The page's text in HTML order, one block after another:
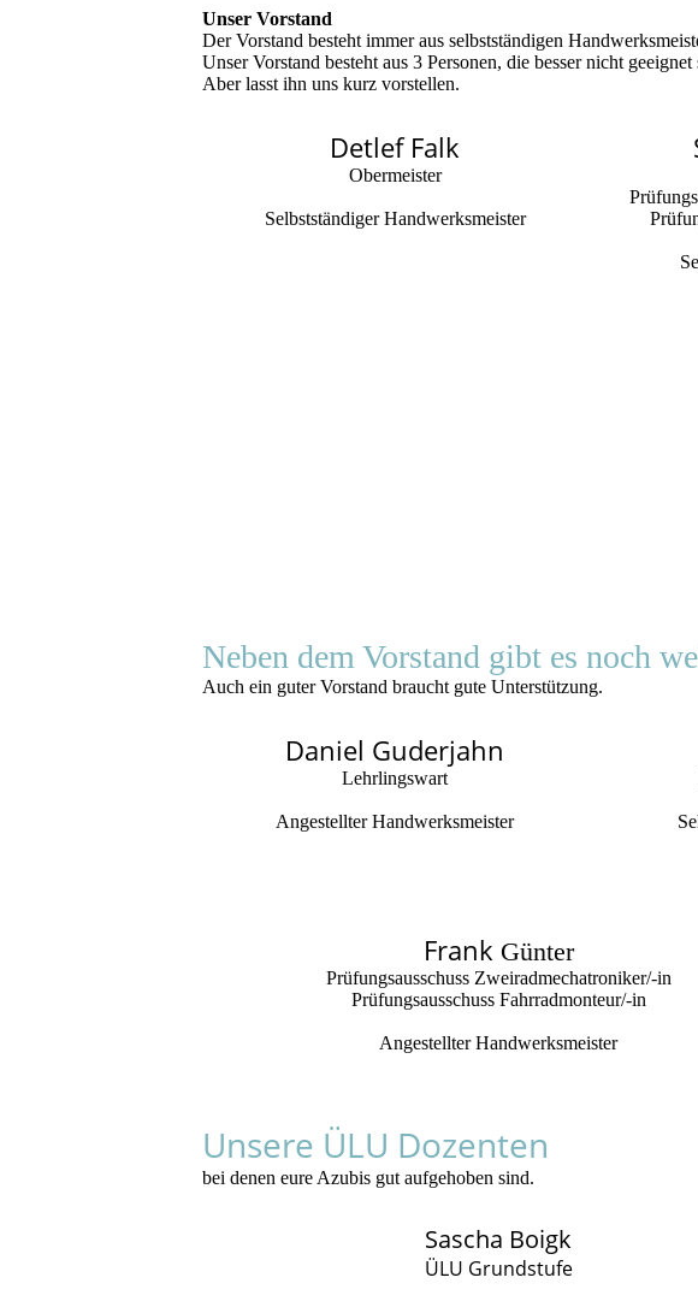
Unser Vorstand
Der Vorstand besteht immer aus selbstständigen
Unser Vorstand besteht aus 3 Personen, die besser nicht
Aber lasst ihn uns kurz vorstellen.
Detlef Falk
Obermeister
Selbstständiger Handwerksmeister
Neben dem Vorstand gibt es noch
Auch ein guter Vorstand braucht gute Unterstützung.
Daniel Guderjahn
Lehrlingswart
Angestellter Handwerksmeister
Frank Günter
Prüfungsausschuss Zweiradmechatroniker/-in
Prüfungsausschuss Fahrradmonteur/-in
Angestellter Handwerksmeister
Unsere ÜLU Dozenten
bei denen eure Azubis gut aufgehoben sind.
Sascha Boigk
ÜLU Grundstufe